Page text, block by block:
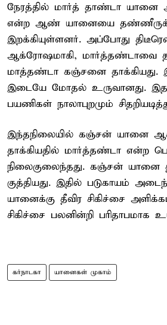
நேரத்தில் மார்த் தாண்டா யானை
என்ற ஆண் யானையை
இறக்கியுள்ளனர். அப்போது
ஆக்ரோஷமாகி, மார்த்தண்டாவை
மாத்தண்டா கஞ்சனை தாக்கியது.
இடையே மோதல் உருவானது.
பயணிகள் நாலாபுறமும்
இந்தநிலையில் கஞ்சன் யானை
தாக்கியதில் மார்த்தண்டா என்ற
நிலைகுலைந்தது. கஞ்சன் யானை
குத்தியது. இதில் படுகாயம்
யானைக்கு தீவிர சிகிச்சை
சிகிச்சை பலனின்றி பரிதாபமாக
கர்நாடகா யானைகள் முகாம்